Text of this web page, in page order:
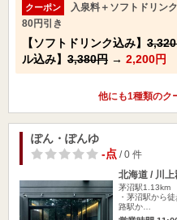
クーポン
入泉料＋ソフトドリン
80円引き
【ソフトドリンク込み】
ル込み】 3,380円 → 2,200円
他にも1種類のク
ぽん・ぽんゆ
-点/ 0 件
北海道 / 川
茅沼駅1.13km
・茅沼駅から
路駅か…